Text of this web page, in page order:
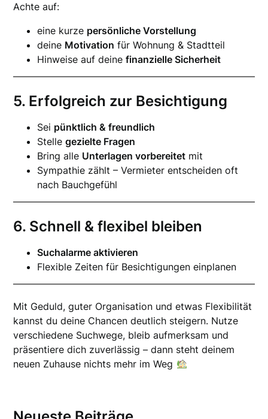
Achte auf:
eine kurze persönliche Vorstellung
deine Motivation für Wohnung & Stadtteil
Hinweise auf deinefinanzielle Sicherheit
5. Erfolgreich zur Besichtigung
Sei pünktlich & freundlich
Stellegezielte Fragen
Bring alle Unterlagen vorbereitet mit
Sympathie zählt – Vermieter entscheiden oft
nach Bauchgefühl
6. Schnell & flexibel bleiben
Suchalarme aktivieren
Flexible Zeiten für Besichtigungen einplanen
Mit Geduld, guter Organisation und etwas Flexibilität
kannst du deine Chancen deutlich steigern. Nutze
verschiedene Suchwege, bleib aufmerksam und
präsentiere dich zuverlässig – dann steht deinem
neuen Zuhause nichts mehr im Weg